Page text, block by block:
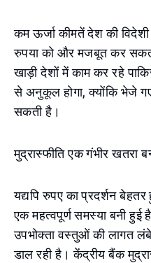
कम ऊर्जा कीमतें देश की
रुपया को और मजबूत कर
खाड़ी देशों में काम कर रहे
से अनुकूल होगा, क्योंकि भेजे
सकती है।
मुद्रास्फीति एक गंभीर खतरा
यद्यपि रुपए का प्रदर्शन
एक महत्वपूर्ण समस्या बनी हुई
उपभोक्ता वस्तुओं की लागत
डाल रही है। केंद्रीय बैंक